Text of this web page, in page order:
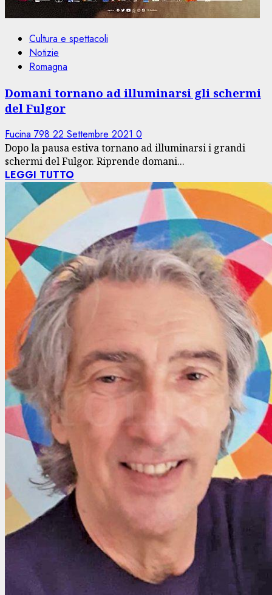
Cultura e spettacoli
Notizie
Romagna
Domani tornano ad illuminarsi gli schermi
del Fulgor
Fucina 798 22 Settembre 2021 0
Dopo la pausa estiva tornano ad illuminarsi i grandi
schermi del Fulgor. Riprende domani...
LEGGI TUTTO